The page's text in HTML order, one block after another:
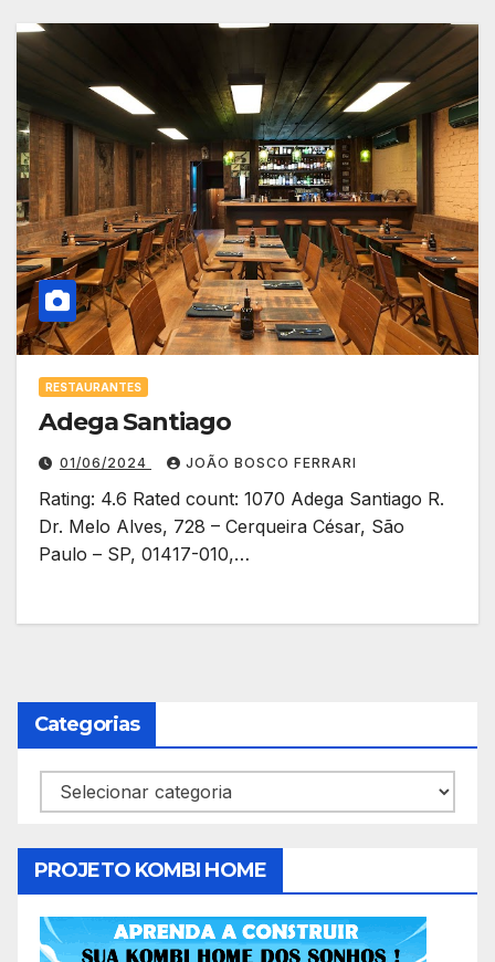
RESTAURANTES
Adega Santiago
01/06/2024 JOÃO BOSCO FERRARI
Rating: 4.6 Rated count: 1070 Adega Santiago R.
Dr. Melo Alves, 728 – Cerqueira César, São
Paulo – SP, 01417-010,…
Categorias
Categorias
PROJETO KOMBI HOME